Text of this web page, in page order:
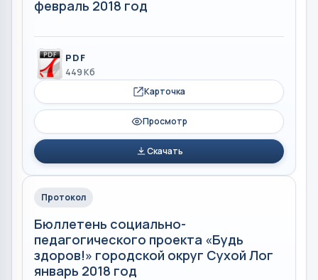
февраль 2018 год
PDF
449 Кб
Карточка
Просмотр
Скачать
Протокол
Бюллетень социально-
педагогического проекта «Будь
здоров!» городской округ Сухой Лог
январь 2018 год